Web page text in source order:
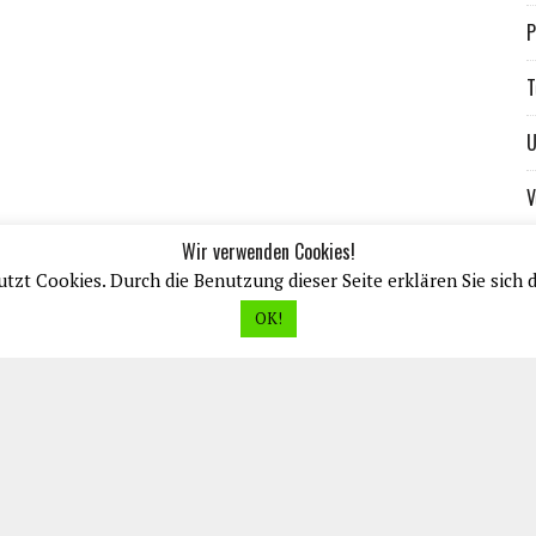
Wir verwenden Cookies!
Cookies. Durch die Benutzung dieser Seite erklären Sie sich
OK!